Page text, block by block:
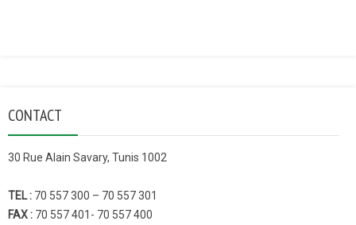
CONTACT
30 Rue Alain Savary, Tunis 1002
TEL : 70 557 300 – 70 557 301
FAX : 70 557 401- 70 557 400